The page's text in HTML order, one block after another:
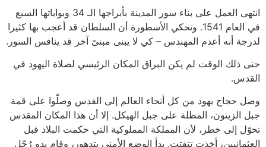
انتهى العمل على بناء سور المدينة بأبراجها الـ 34 وبواباتها السبع
في العام 1541. وتحكي الأسطورة أن السلطان قد أعجب بها كثيرا
لدرجة أنه أعدم المهندس – كي لا يبنى مبنىً آخر قد ينافس السور.
حتى ذلك الوقت لم يكن البراق المكان الرئيسي لصلاة اليهود في
القدس.
وصل حجاج يهود من كل أنحاء العالم إلى القدس وصلّوا على قمة
جبل الزيتون، المطلة على جبل الهيكل. إلا أن هذا المكان المقدس
تحوّل إلى خطر، لأن المملكة المملوكية التي حكمت البلاد قبل
العثمانيين، أخذت تتفتت. بدأ الوضع الأمني يتدهور، وقام بدو رُحّل